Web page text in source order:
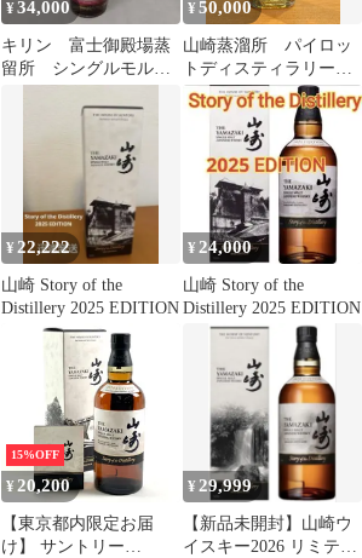
¥34,000
キリン 富士御殿場蒸
留所 シングルモル
クフィニッシュ 13年
¥50,000
山崎蒸溜所 パイロッ
トディスティラリー
190ml
¥ 22,222
山崎 Story of the
Distillery 2025 EDITION
¥ 24,000
山崎 Story of the
Distillery 2025 EDITION
15%OFF
¥20,200
【東京都内限定お届
け】 サントリー
¥ 29,999
【新品未開封】山崎ウ
イスキー2026 リミテッ